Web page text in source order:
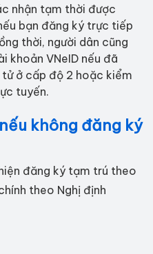
nhận tạm thời được
bạn đăng ký trực tiếp
thời, người dân cũng
khoản VNeID nếu đã
ở cấp độ 2 hoặc kiểm
tuyến.
không đăng ký
đăng ký tạm trú theo
theo Nghị định